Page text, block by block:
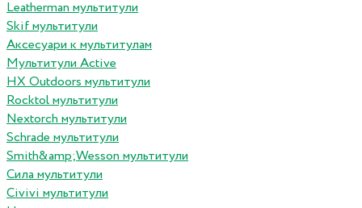
Leatherman мультитули
Skif мультитули
Аксесуари к мультитулам
Мультитули Active
HX Outdoors мультитули
Rocktol мультитули
Nextorch мультитули
Schrade мультитули
Smith&amp;Wesson мультитули
Сила мультитули
Civivi мультитули